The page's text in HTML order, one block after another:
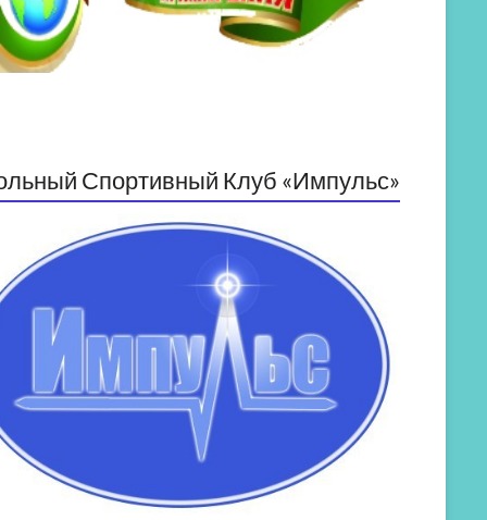
Спортивный Клуб «Импульс»